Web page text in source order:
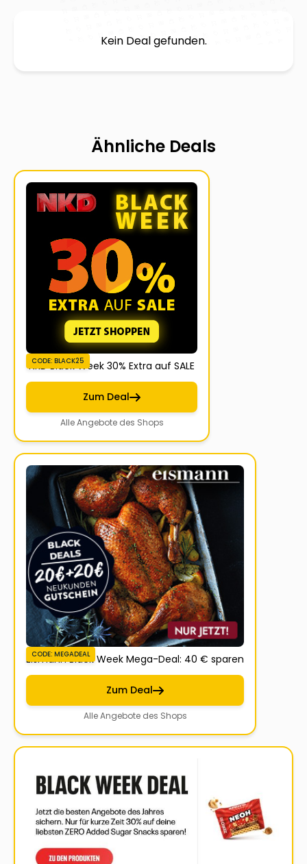
Kein Deal gefunden.
Ähnliche Deals
CODE: BLACK25
NKD Black Week 30% Extra auf SALE
Zum Deal
Alle Angebote des Shops
CODE: MEGADEAL
Eismann Black Week Mega-Deal: 40 € sparen
Zum Deal
Alle Angebote des Shops